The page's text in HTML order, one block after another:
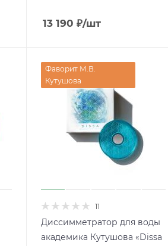
13 190 ₽/шт
Фаворит М.В.
Кутушова
11
Диссимметратор для воды
академика Кутушова «Dissa